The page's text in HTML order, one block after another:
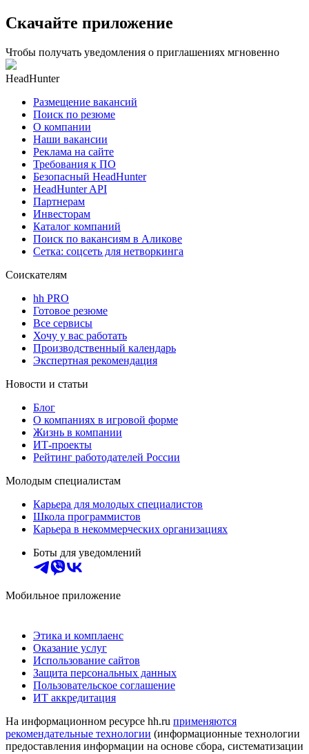
Скачайте приложение
Чтобы получать уведомления о приглашениях мгновенно
HeadHunter
Размещение вакансий
Поиск по резюме
О компании
Наши вакансии
Реклама на сайте
Требования к ПО
Безопасный HeadHunter
HeadHunter API
Партнерам
Инвесторам
Каталог компаний
Поиск по вакансиям в Аликове
Сетка: соцсеть для нетворкинга
Соискателям
hh PRO
Готовое резюме
Все сервисы
Хочу у вас работать
Производственный календарь
Экспертная рекомендация
Новости и статьи
Блог
О компаниях в игровой форме
Жизнь в компании
ИТ-проекты
Рейтинг работодателей России
Молодым специалистам
Карьера для молодых специалистов
Школа программистов
Карьера в некоммерческих организациях
Боты для уведомлений
Мобильное приложение
Этика и комплаенс
Оказание услуг
Использование сайтов
Защита персональных данных
Пользовательское соглашение
ИТ аккредитация
На информационном ресурсе hh.ru применяются
рекомендательные технологии (информационные технологии
предоставления информации на основе сбора, систематизации